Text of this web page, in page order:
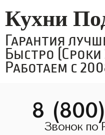
Кухни
Гарантия
Быстро (Сроки
Работаем с
8
Звонок по